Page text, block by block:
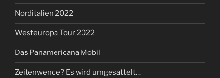
Norditalien 2022
Westeuropa Tour 2022
Das Panamericana Mobil
Zeitenwende? Es wird umgesattelt…